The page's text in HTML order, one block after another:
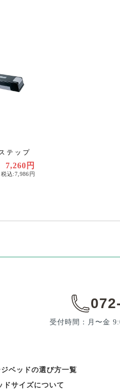
テップ
7,260円
税込:7,986円
受付時間：月〜金
ベッドの選び方一覧
ドサイズについて